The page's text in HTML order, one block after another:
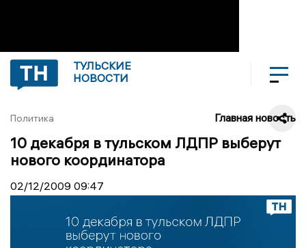
ТУЛЬСКИЕ
НОВОСТИ
Политика Главная новость
10 декабря в тульском ЛДПР выберут
нового координатора
02/12/2009 09:47